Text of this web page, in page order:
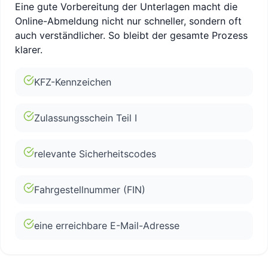
Eine gute Vorbereitung der Unterlagen macht die
Online-Abmeldung nicht nur schneller, sondern oft
auch verständlicher. So bleibt der gesamte Prozess
klarer.
KFZ-Kennzeichen
Zulassungsschein Teil I
relevante Sicherheitscodes
Fahrgestellnummer (FIN)
eine erreichbare E-Mail-Adresse